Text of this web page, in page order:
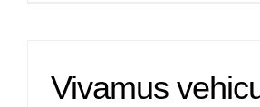
Vivamus